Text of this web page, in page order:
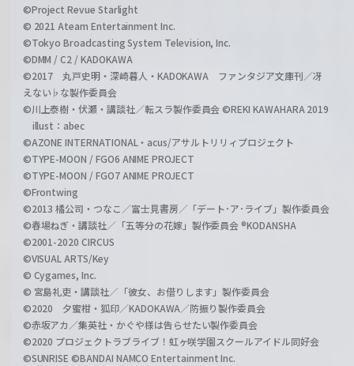
©Project Revue Starlight
© 2021 Ateam Entertainment Inc.
©Tokyo Broadcasting System Television, Inc.
©DMM / C2 / KADOKAWA
©2017 丸戸史明・深崎暮人・KADOKAWA ファンタジア文庫刊／冴
えない♭な製作委員会
©川上泰樹・伏瀬・講談社／転スラ製作委員会 ©REKI KAWAHARA 2019
illust：abec
©AZONE INTERNATIONAL・acus/アサルトリリィプロジェクト
©TYPE-MOON / FGO6 ANIME PROJECT
©TYPE-MOON / FGO7 ANIME PROJECT
©Frontwing
©2013 橘公司・つなこ／富士見書房／「デート･ア･ライブ」製作委員会
©春場ねぎ・講談社／「五等分の花嫁」製作委員会 ®KODANSHA
©2001-2020 CIRCUS
©VISUAL ARTS/Key
© Cygames, Inc.
© 宮島礼吏・講談社／「彼女、お借りします」製作委員会
©2020 夕蜜柑・狐印／KADOKAWA／防振り製作委員会
©赤坂アカ／集英社・かぐや様は告らせたい製作委員会
©2020 プロジェクトラブライブ！虹ヶ咲学園スクールアイドル同好会
©SUNRISE ©BANDAI NAMCO Entertainment Inc.